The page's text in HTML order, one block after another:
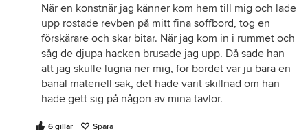
När en konstnär jag känner kom hem till mig och lade
upp rostade revben på mitt fina soffbord, tog en
förskärare och skar bitar. När jag kom in i rummet och
såg de djupa hacken brusade jag upp. Då sade han
att jag skulle lugna ner mig, för bordet var ju bara en
banal materiell sak, det hade varit skillnad om han
hade gett sig på någon av mina tavlor.
6 gillar Spara